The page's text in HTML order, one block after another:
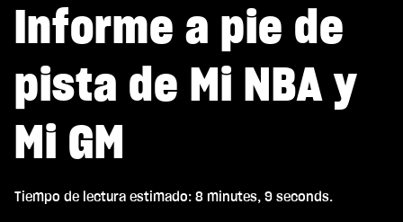
Informe a pie de
pista de Mi NBA y
Mi GM
Tiempo de lectura estimado 8 minutes, 9 seconds